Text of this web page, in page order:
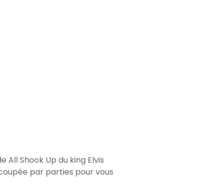
Shook Up du king Elvis
par parties pour vous